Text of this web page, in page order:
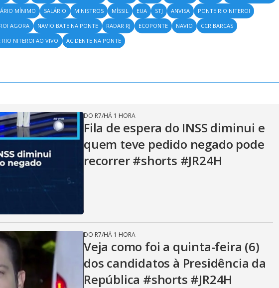
MÍNIMO SALÁRIO MINISTROS MÍSSIL EUA STJ ANVISA
PONTE RIO NITEROI
AGORA NAVIO BATE NA PONTE RADAR RJ ECOPONTE NAVIO
CCR BARCAS
RIO NITEROI AO VIVO ACIDENTE NA PONTE
DO R7/HÁ 1 HORA
Fila de espera do INSS diminui e
quem teve pedido negado pode
recorrer #shorts #JR24H
DO R7/HÁ 1 HORA
Veja como foi a quinta-feira (6)
dos candidatos à Presidência da
República #shorts #JR24H